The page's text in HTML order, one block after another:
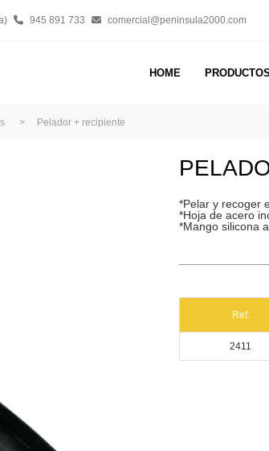
945 891 733 comercial@peninsula2000.com
HOME PRODUCTOS
> Pelador + recipiente
*Pelar y recoger
*Hoja de acero
*Mango silicona
Ref.
2411